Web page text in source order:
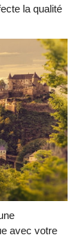
la qualité
avec votre